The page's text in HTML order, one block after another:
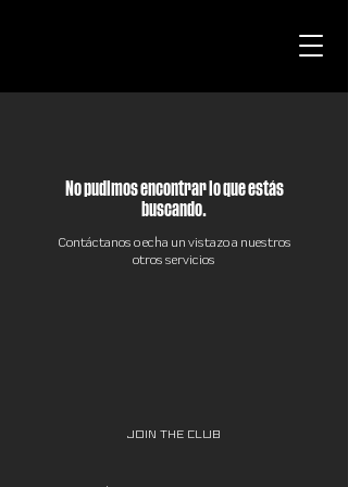
No pudimos encontrar lo que estás
buscando.
Contáctanos o echa un vistazo a nuestros
otros servicios
JOIN THE CLUB